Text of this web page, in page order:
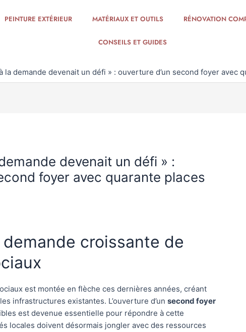
PEINTURE EXTÉRIEUR MATÉRIAUX ET OUTILS RÉNOVATION
CONSEILS ET GUIDES
la demande devenait un défi » : ouverture d’un second foyer avec
devenait un défi » :
foyer avec quarante places
croissante de
est montée en flèche ces dernières années, créant
infrastructures existantes. L’ouverture d’unsecond foyer
est devenue essentielle pour répondre à cette
locales doivent désormais jongler avec des ressources